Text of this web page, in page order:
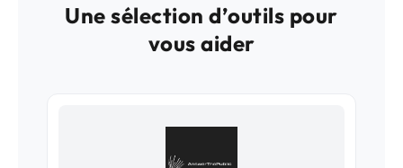
Une sélection d’outils pour
vous aider